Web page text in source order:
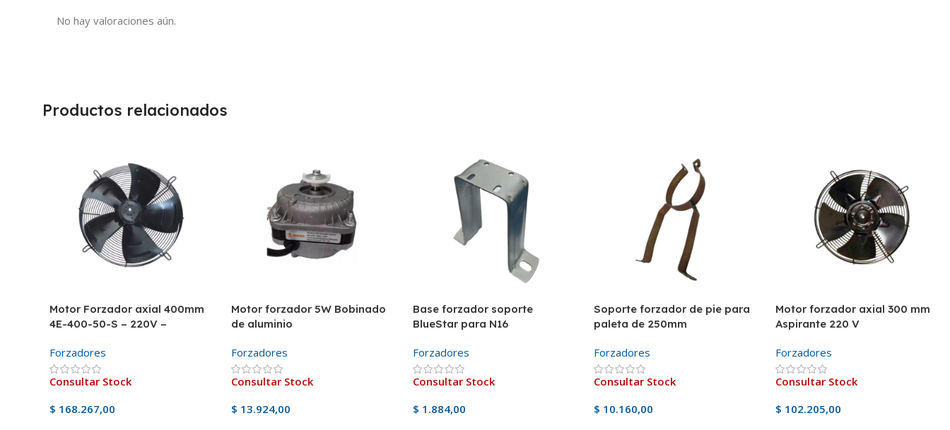
No hay valoraciones aún.
Productos relacionados
Motor Forzador axial 400mm
4E-400-50-S – 220V –
Forzadores
Consultar Stock
$ 168.267,00
Motor forzador 5W Bobinado
de aluminio
Forzadores
Consultar Stock
$ 13.924,00
Base forzador soporte
BlueStar para N16
Forzadores
Consultar Stock
$ 1.884,00
Soporte forzador de pie para
paleta de 250mm
Forzadores
Consultar Stock
$ 10.160,00
Motor forzador axial 300 mm
Aspirante 220 V
Forzadores
Consultar Stock
$ 102.205,00